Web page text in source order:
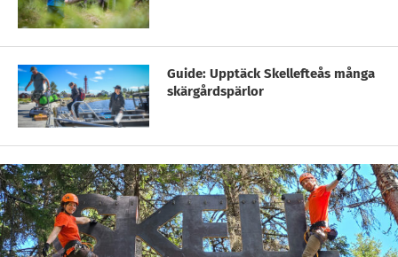
Guide: Upptäck Skellefteås många
skärgårdspärlor